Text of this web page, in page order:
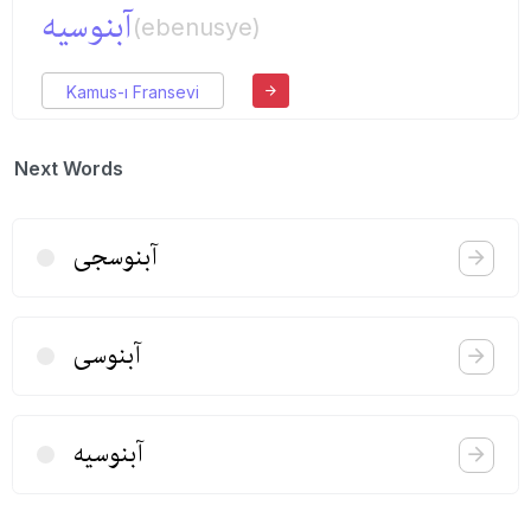
آبنوسیه(ebenusye)
Kamus-ı Fransevi
Next Words
آبنوسجی
آبنوسی
آبنوسیه